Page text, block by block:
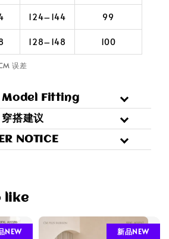
124–144 99
128–148 100
误差
Model Fitting
搭建议
NOTICE
like
NEW 新品NEW